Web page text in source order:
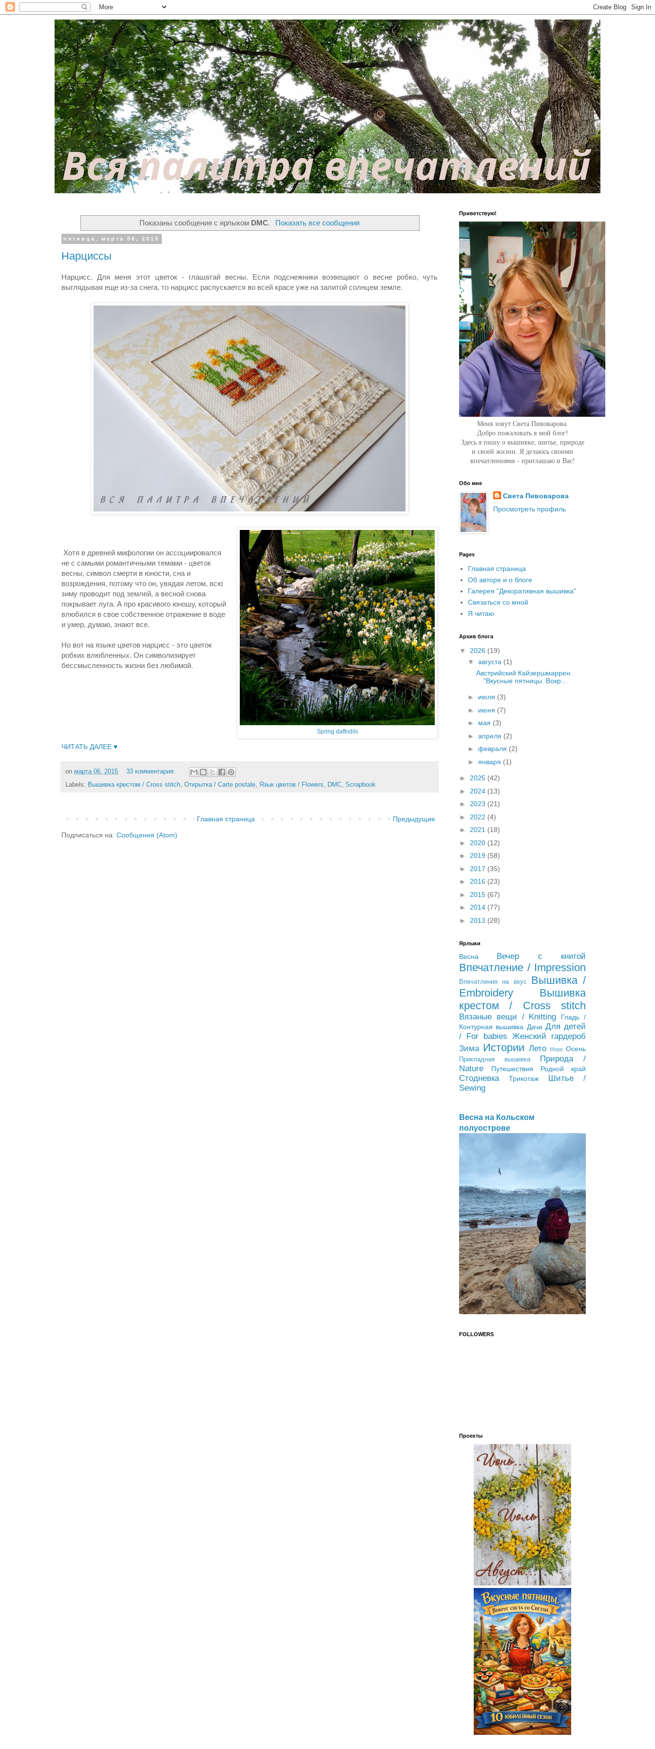
Показаны сообщения с ярлыком DMC. Показать все сообщения
пятница, марта 06, 2015
Нарциссы
Нарцисс. Для меня этот цветок - глашатай весны. Если подснежники возвещают о весне робко, чуть
выглядывая еще из-за снега, то нарцисс распускается во всей красе уже на залитой солнцем земле.
Spring daffodils
Хотя в древней мифологии он ассоциировался
не с самыми романтичными темами - цветок
весны, символ смерти в юности, сна и
возрождения, потому что он, увядая летом, всю
зиму проводит под землей, а весной снова
покрывает луга. А про красивого юношу, который
влюбился в свое собственное отражение в воде
и умер, думаю, знают все.
Но вот на языке цветов нарцисс - это цветок
робких влюбленных. Он символизирует
бессмысленность жизни без любимой.
ЧИТАТЬ ДАЛЕЕ ♥
on марта 06, 2015
33 комментария:
Labels: Вышивка крестом / Cross stitch Открытка / Carte postale Язык цветов / Flowers DMC Scrapbook
Предыдущие
Главная страница
Подписаться на: Сообщения (Atom)
Приветствую!
Меня зовут Света Пивоварова.
Добро пожаловать в мой блог!
Здесь я пишу о вышивке, шитье, природе
и своей жизни. Я делаюсь своими
впечатлениями - приглашаю и Вас!
Обо мне
Света Пивоварова
Просмотреть профиль
Pages
Главная страница
Об авторе и о блоге
Галерея "Декоративная вышивка"
Связаться со мной
Я читаю
Архив блога
▼ 2026 (19)
▼ августа (1)
Австрийский Кайзершмаррен.
"Вкусные пятницы. Вокр...
► июля (3)
► июня (7)
► мая (3)
► апреля (2)
► февраля (2)
► января (1)
► 2025 (42)
► 2024 (13)
► 2023 (21)
► 2022 (4)
► 2021 (18)
► 2020 (12)
► 2019 (58)
► 2017 (35)
► 2016 (23)
► 2015 (67)
► 2014 (77)
► 2013 (28)
Ярлыки
Весна Вечер с книгой
Впечатление / Impression
Впечатления на вкус
Вышивка /
Embroidery
Вышивка
крестом / Cross stitch
Вязаные вещи / Knitting
Гладь /
Контурная вышивка Дача Для детей
/ For babies Женский гардероб
Зима Истории Лето Море Осень
Прикладная вышивка
Природа /
Nature
Путешествия Родной край
Стодневка Трикотаж
Шитье /
Sewing
Весна на Кольском
полуострове
FOLLOWERS
Проекты